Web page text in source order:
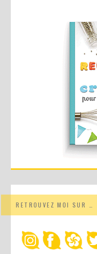
RETROUVEZ MOI SUR …